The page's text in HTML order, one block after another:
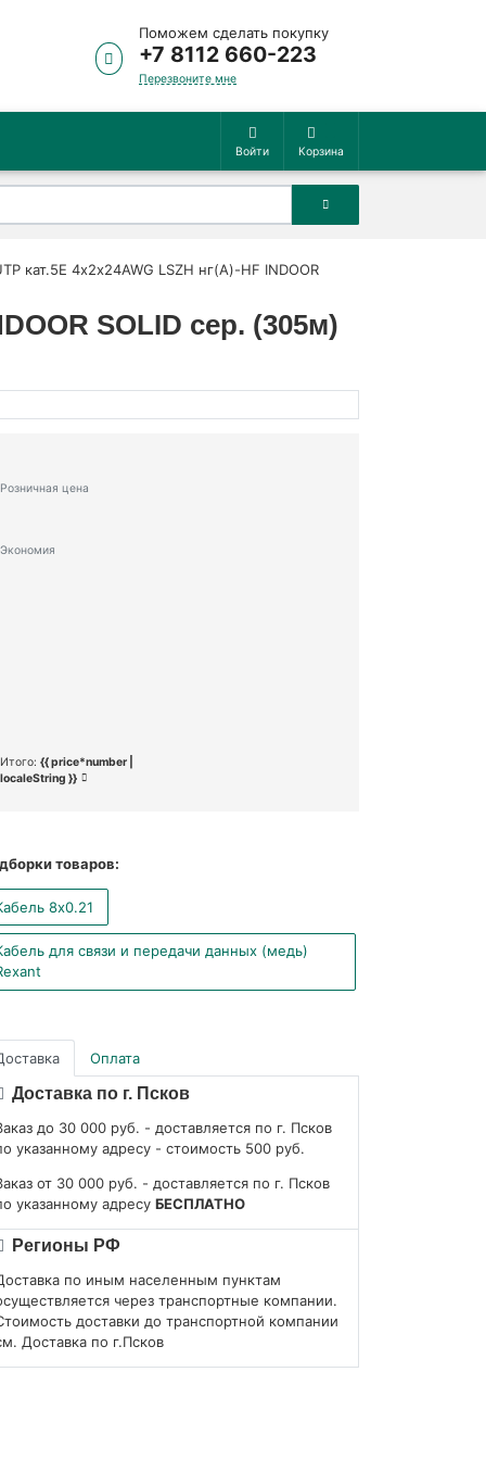
Поможем сделать покупку
+7 8112 660-223
Перезвоните мне
Войти Корзина
кат.5E 4х2х24AWG LSZH нг(А)-HF INDOOR
SOLID сер. (305м)
Розничная цена
Экономия
Итого: {{ price*number |
localeString }}
товаров:
8x0.21
для связи и передачи данных (медь)
Оплата
Доставка по г. Псков
до 30 000 руб. - доставляется по г. Псков
указанному адресу - стоимость 500 руб.
от 30 000 руб. - доставляется по г. Псков
указанному адресу БЕСПЛАТНО
Регионы РФ
по иным населенным пунктам
через транспортные компании.
доставки до транспортной компании
Доставка по г.Псков